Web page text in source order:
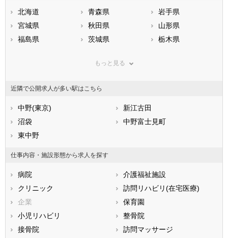
北海道 青森県
岩手県
宮城県
秋田県
山形県
福島県
茨城県
栃木県
神奈川県
石川県
福井県
静岡県
滋賀県
大阪府
兵庫県
香川県
高知県
福岡県
長崎県
熊本県
鹿児島県
もっと見る
近隣で公開求人が多い駅はこちら
中野(東京)
新江古田
沼袋
中野富士見町
東中野
仕事内容・施設形態から求人を探す
病院
介護福祉施設
クリニック
訪問リハビリ(在宅医療)
企業
保育園
小児リハビリ
整骨院
接骨院
訪問マッサージ